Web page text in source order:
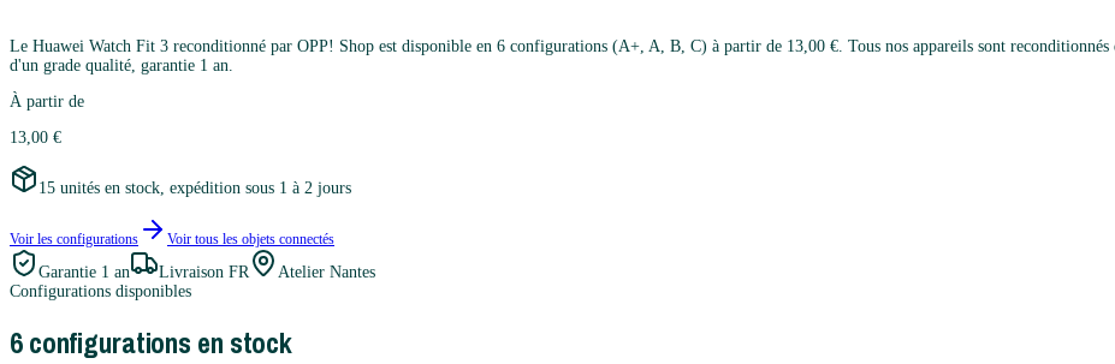
Le Huawei Watch Fit 3 reconditionné par OPP! Shop est disponible en 6 configurations (A+, A, B, C) à partir de 13,00 €. Tous nos appareils sont
d'un grade qualité, garantie 1 an.
À partir de
13,00 €
15 unités en stock, expédition sous 1 à 2 jours
Voir les configurations Voir tous les objets connectés
Garantie 1 an Livraison FR
Atelier Nantes
Configurations disponibles
6configurations en stock